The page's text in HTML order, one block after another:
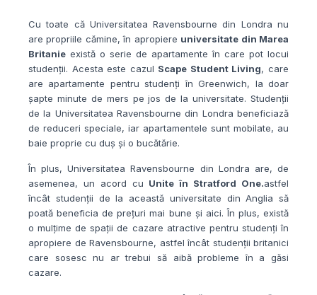
Cu toate că Universitatea Ravensbourne din Londra nu
are propriile cămine, în apropiere universitate din Marea
Britanie există o serie de apartamente în care pot locui
studenții. Acesta este cazul Scape Student Living, care
are apartamente pentru studenți în Greenwich, la doar
șapte minute de mers pe jos de la universitate. Studenții
de la Universitatea Ravensbourne din Londra beneficiază
de reduceri speciale, iar apartamentele sunt mobilate, au
baie proprie cu duș și o bucătărie.
În plus, Universitatea Ravensbourne din Londra are, de
asemenea, un acord cu Unite în Stratford One.astfel
încât studenții de la această universitate din Anglia să
poată beneficia de prețuri mai bune și aici. În plus, există
o mulțime de spații de cazare atractive pentru studenți în
apropiere de Ravensbourne, astfel încât studenții britanici
care sosesc nu ar trebui să aibă probleme în a găsi
cazare.